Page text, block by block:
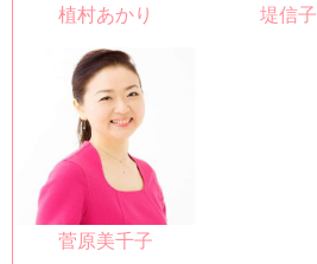
植村あかり 堤信子
菅原美千子